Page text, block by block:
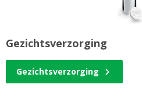
Gezichtsverzorging
Gezichtsverzorging